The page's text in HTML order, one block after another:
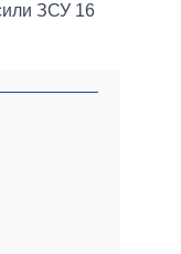
ЗСУ 16